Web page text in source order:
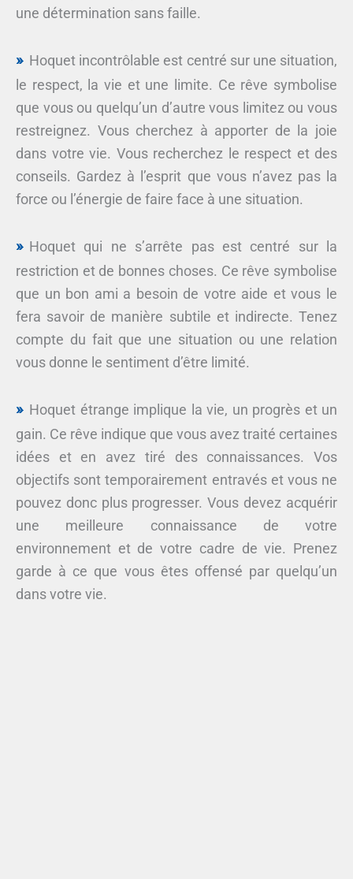
une détermination sans faille.
Hoquet incontrôlable est centré sur une situation,
le respect, la vie et une limite. Ce rêve symbolise
que vous ou quelqu’un d’autre vous limitez ou vous
restreignez. Vous cherchez à apporter de la joie
dans votre vie. Vous recherchez le respect et des
conseils. Gardez à l’esprit que vous n’avez pas la
force ou l’énergie de faire face à une situation.
Hoquet qui ne s’arrête pas est centré sur la
restriction et de bonnes choses. Ce rêve symbolise
que un bon ami a besoin de votre aide et vous le
fera savoir de manière subtile et indirecte. Tenez
compte du fait que une situation ou une relation
vous donne le sentiment d’être limité.
Hoquet étrange implique la vie, un progrès et un
gain. Ce rêve indique que vous avez traité certaines
idées et en avez tiré des connaissances. Vos
objectifs sont temporairement entravés et vous ne
pouvez donc plus progresser. Vous devez acquérir
une meilleure connaissance de votre
environnement et de votre cadre de vie. Prenez
garde à ce que vous êtes offensé par quelqu’un
dans votre vie.